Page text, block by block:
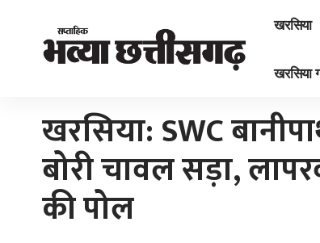
खरसिया
खरसिया
खरसिया: SWC
बोरी चावल सड़ा,
की पोल